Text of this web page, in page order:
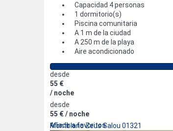
Capacidad 4 personas
1 dormitorio(s)
Piscina comunitaria
A 1 m de la ciudad
A 250 m de la playa
Aire acondicionado
desde
55 €
/ noche
desde
55 €/ noche
Montblanc Zeus Salou 01321
Añadir a favoritos